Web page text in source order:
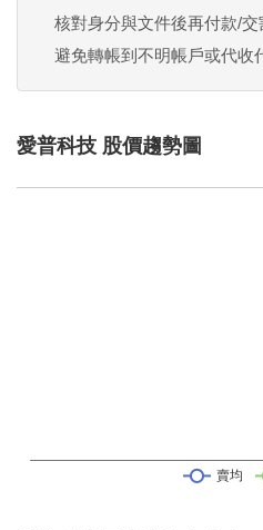
核對身分與文件後再付款/交
避免轉帳到不明帳戶或代收
愛普科技 股價趨勢圖